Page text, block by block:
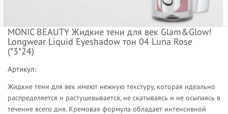
MONIC BEAUTY Жидкие тени для век Glam&Glow!
Longwear Liquid Eyeshadow тон 04 Luna Rose
(*3*24)
Артикул:
Жидкие тени для век имеют нежную текстуру, которая идеально
распределяется и растушевывается, не скатываясь и не осыпаясь в
течение всего дня. Кремовая формула обладает интенсивной